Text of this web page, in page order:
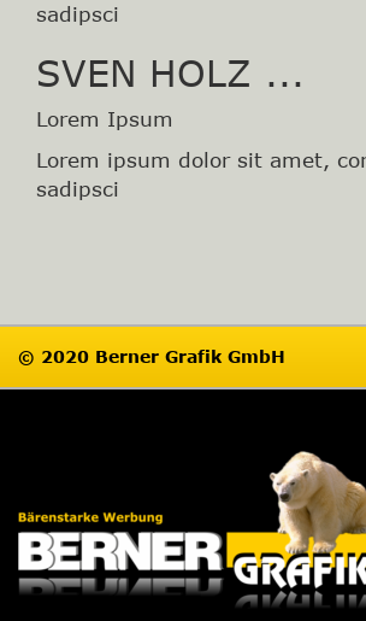
sadipsci
SVEN HOLZ ...
Lorem Ipsum
Lorem ipsum dolor sit amet,
sadipsci
© 2020 Berner Grafik GmbH